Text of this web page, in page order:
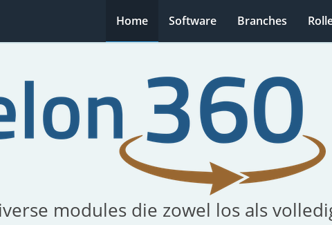
Home Software Branches
modules die zowel los als